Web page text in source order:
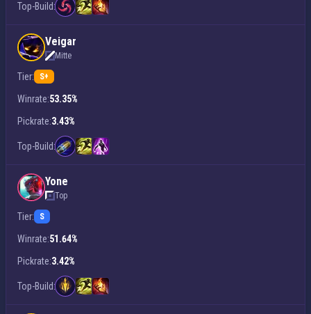
Top-Build:
Veigar
Mitte
Tier: S+
Winrate:53.35%
Pickrate:3.43%
Top-Build:
Yone
Top
Tier: S
Winrate:51.64%
Pickrate:3.42%
Top-Build: